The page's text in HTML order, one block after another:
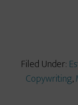
Filed Under:
Copywriting,